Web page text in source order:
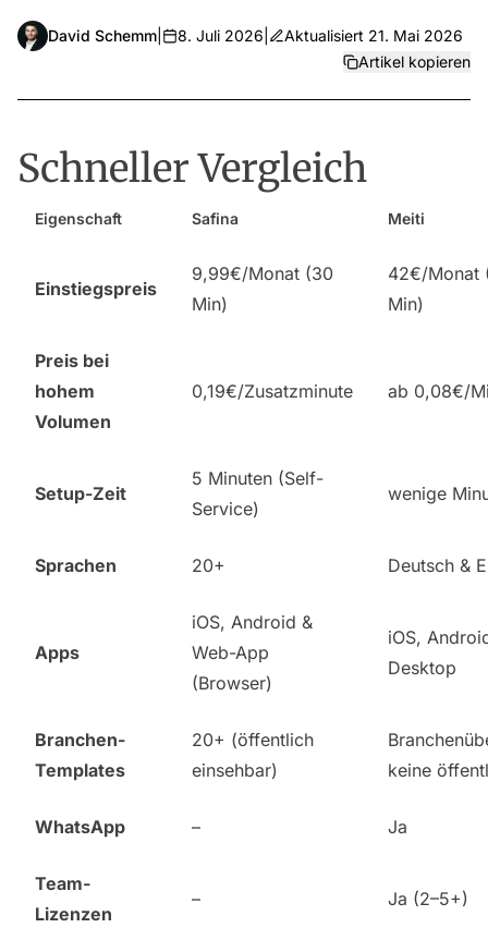
David Schemm 8. Juli 2026 Aktualisiert 21. Mai 2026
Artikel kopieren
Schneller Vergleich
Eigenschaft Safina Meiti
Einstiegspreis
9,99€/Monat (30
Min)
42€/Monat
Min)
Preis bei
hohem
Volumen
0,19€/Zusatzminute ab 0,08€/
Setup-Zeit
5 Minuten (Self-
Service)
wenige
Sprachen 20+ Deutsch &
Apps
iOS, Android &
Web-App
(Browser)
iOS,
Desktop
Branchen-
Templates
20+ (öffentlich
einsehbar)
keine
WhatsApp – Ja
Team-
Lizenzen
– Ja (2–5+)